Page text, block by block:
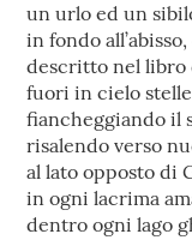
un urlo ed un
in fondo
descritto nel libro
fuori in cielo
fiancheggiando il
risalendo verso
al lato opposto di
in ogni lacrima
dentro ogni lago